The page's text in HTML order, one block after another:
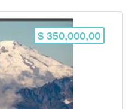
$ 350,000,00